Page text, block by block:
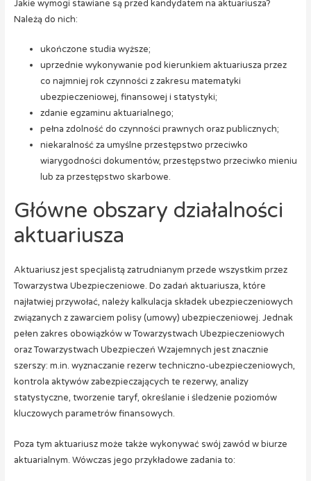
Jakie wymogi stawiane są przed kandydatem na aktuariusza?
Należą do nich:
ukończone studia wyższe;
uprzednie wykonywanie pod kierunkiem aktuariusza przez
co najmniej rok czynności z zakresu matematyki
ubezpieczeniowej, finansowej i statystyki;
zdanie egzaminu aktuarialnego;
pełna zdolność do czynności prawnych oraz publicznych;
niekaralność za umyślne przestępstwo przeciwko
wiarygodności dokumentów, przestępstwo przeciwko mieniu
lub za przestępstwo skarbowe.
Główne obszary działalności
aktuariusza
Aktuariusz jest specjalistą zatrudnianym przede wszystkim przez
Towarzystwa Ubezpieczeniowe. Do zadań aktuariusza, które
najłatwiej przywołać, należy kalkulacja składek ubezpieczeniowych
związanych z zawarciem polisy (umowy) ubezpieczeniowej. Jednak
pełen zakres obowiązków w Towarzystwach Ubezpieczeniowych
oraz Towarzystwach Ubezpieczeń Wzajemnych jest znacznie
szerszy: m.in. wyznaczanie rezerw techniczno-ubezpieczeniowych,
kontrola aktywów zabezpieczających te rezerwy, analizy
statystyczne, tworzenie taryf, określanie i śledzenie poziomów
kluczowych parametrów finansowych.
Poza tym aktuariusz może także wykonywać swój zawód w biurze
aktuarialnym. Wówczas jego przykładowe zadania to: